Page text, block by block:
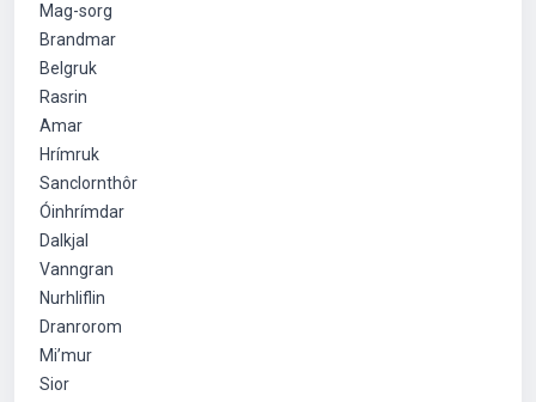
Mag-sorg
Brandmar
Belgruk
Rasrin
Amar
Hrímruk
Sanclornthôr
Óinhrímdar
Dalkjal
Vanngran
Nurhliflin
Dranrorom
Mi’mur
Sior